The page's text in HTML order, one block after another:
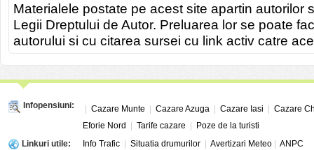
Materialele postate pe acest site apartin autorilor
Legii Dreptului de Autor. Preluarea lor se poate
autorului si cu citarea sursei cu link activ catre
Infopensiuni: Cazare Munte Cazare Azuga Cazare Iasi
Cazare
Eforie Nord
Tarife cazare
Poze de la turisti
Linkuri utile:
Info Trafic Situatia drumurilor Avertizari Meteo ANPC